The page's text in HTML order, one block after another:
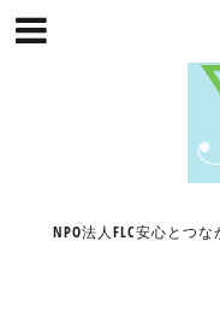
NPO法人FLC安心とつ